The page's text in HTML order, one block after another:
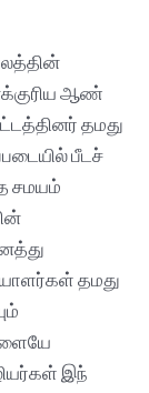
ஆண்
தமது
பீடச்
சமயம்
தமது
இந்